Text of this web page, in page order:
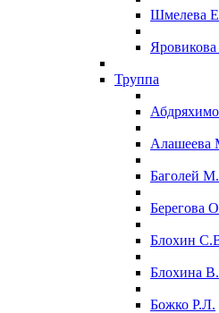
Шмелева
Труппа
Алашеева
Баголей
Берегова
Блохин
Блохина
Божко Р.Л.